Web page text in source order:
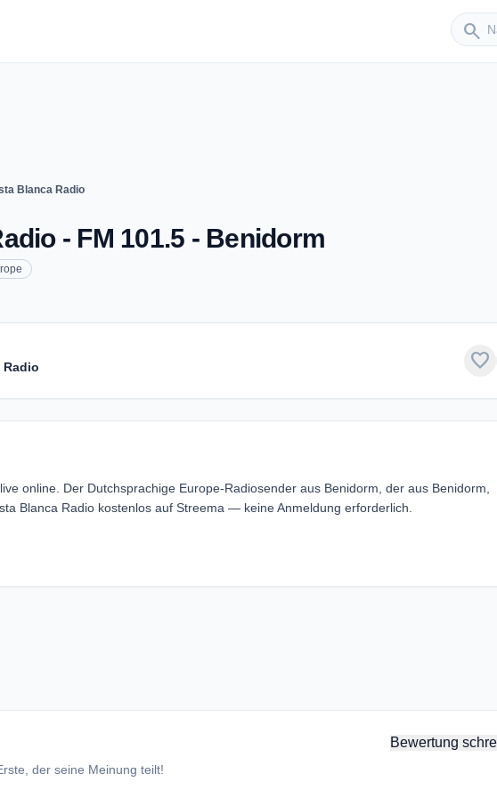
search
Blanca Radio
- FM 101.5 - Benidorm
Radio favorite
online. Der Dutchsprachige Europe-Radiosender aus Benidorm, der aus Benidorm,
Blanca Radio kostenlos auf Streema — keine Anmeldung erforderlich.
Bewertung
der seine Meinung teilt!